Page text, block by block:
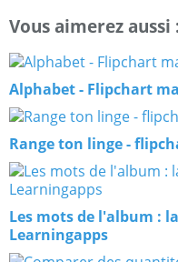
Vous aimerez aussi
Alphabet - Flipchart
Range ton linge -
Les mots de l'album :
Learningapps